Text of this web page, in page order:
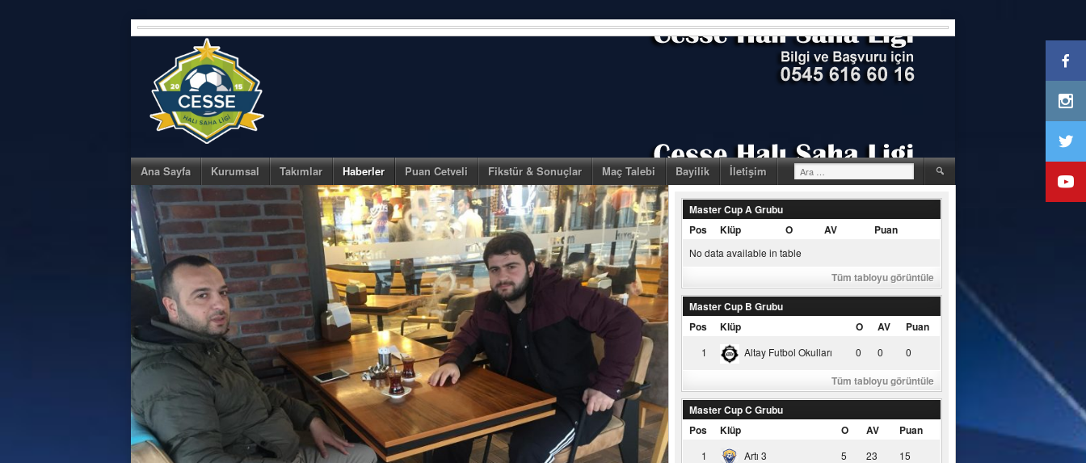
Skip
to
Ana Sayfa Kurumsal Takımlar Haberler Puan Cetveli Fikstür & Sonuçlar Maç Talebi Bayilik İletişim Arama:
Master Cup A Grubu
Pos
Klüp O AV Puan
No data available in table
Tüm tabloyu görüntüle
Master Cup B Grubu
Pos
Klüp O AV Puan
1 Altay Futbol Okulları 0 0 0
Tüm tabloyu görüntüle
Master Cup C Grubu
Pos
Klüp O AV Puan
1 Artı 3 5 23 15